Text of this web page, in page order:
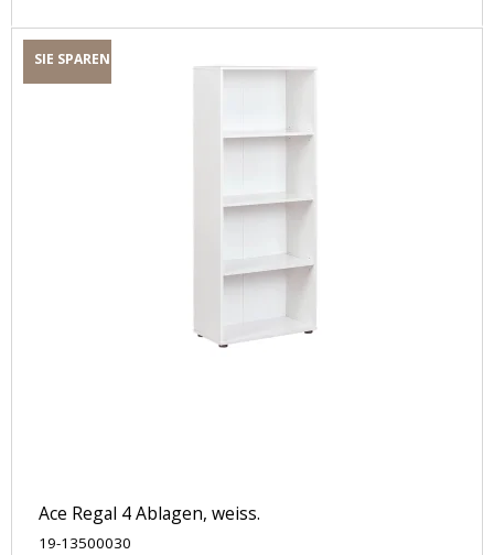
SIE SPAREN
Ace Regal 4 Ablagen, weiss.
19-13500030